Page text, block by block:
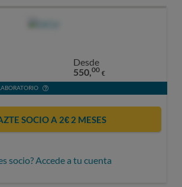
Desde
550,00 €
SOCIO A 2€ 2 MESES
socio? Accede a tu cuenta